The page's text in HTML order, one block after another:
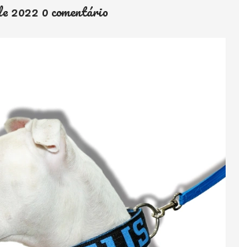
2022 0 comentário